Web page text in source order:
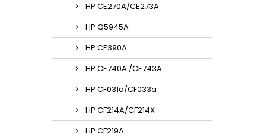
HP CE270A/CE273A
HP Q5945A
HP CE390A
HP CE740A /CE743A
HP CF031a/CF033a
HP CF214A/CF214X
HP CF219A